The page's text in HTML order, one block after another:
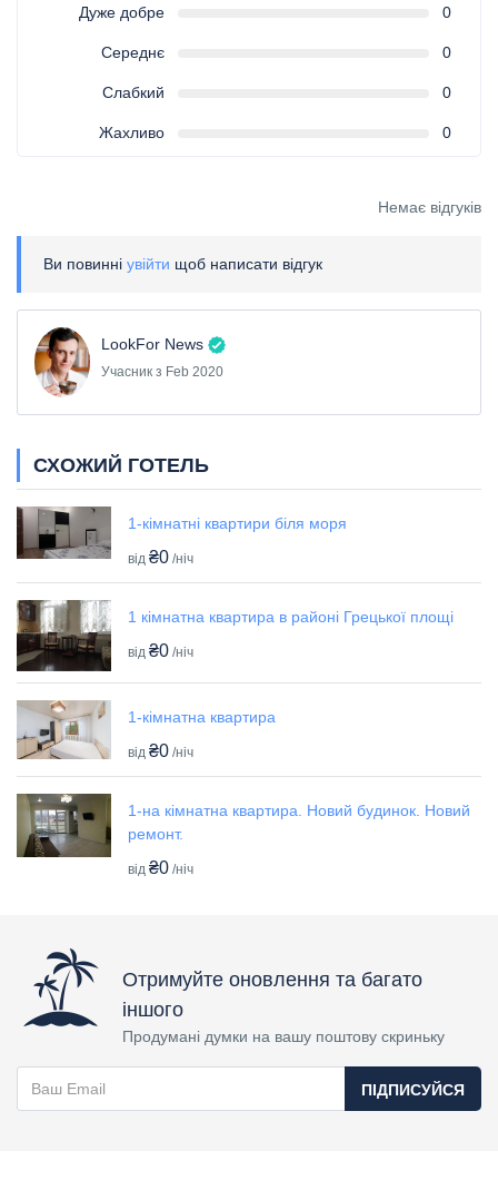
Дуже добре 0
Середнє 0
Слабкий 0
Жахливо 0
Немає відгуків
Ви повинні увійти щоб написати відгук
LookFor News
Учасник з Feb 2020
СХОЖИЙ ГОТЕЛЬ
1-кімнатні квартири біля моря
від ₴0 /ніч
1 кімнатна квартира в районі Грецької площі
від ₴0 /ніч
1-кімнатна квартира
від ₴0 /ніч
1-на кімнатна квартира. Новий будинок. Новий
ремонт.
від ₴0 /ніч
Отримуйте оновлення та багато
іншого
Продумані думки на вашу поштову скриньку
ПІДПИСУЙСЯ